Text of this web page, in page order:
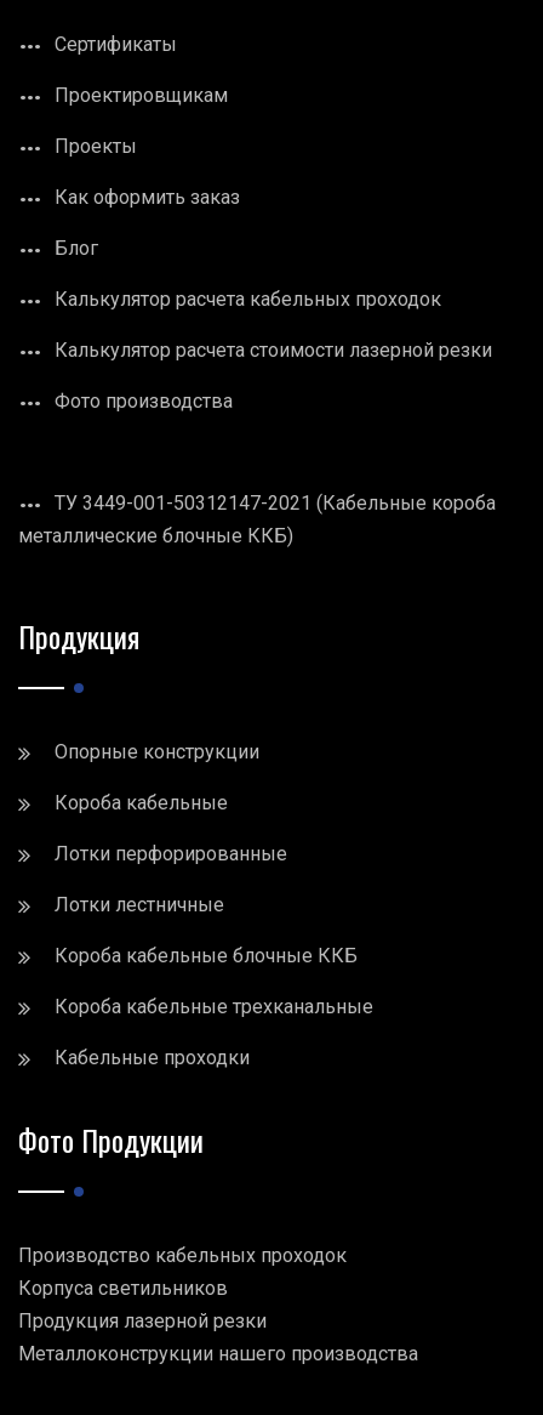
Сертификаты
Проектировщикам
Проекты
Как оформить заказ
Блог
Калькулятор расчета кабельных проходок
Калькулятор расчета стоимости лазерной резки
Фото производства
ТУ 3449-001-50312147-2021 (Кабельные короба
металлические блочные ККБ)
Продукция
Опорные конструкции
Короба кабельные
Лотки перфорированные
Лотки лестничные
Короба кабельные блочные ККБ
Короба кабельные трехканальные
Кабельные проходки
Фото Продукции
Производство кабельных проходок
Корпуса светильников
Продукция лазерной резки
Металлоконструкции нашего производства